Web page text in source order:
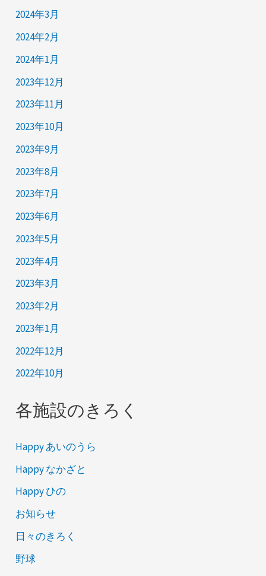
2024年3月
2024年2月
2024年1月
2023年12月
2023年11月
2023年10月
2023年9月
2023年8月
2023年7月
2023年6月
2023年5月
2023年4月
2023年3月
2023年2月
2023年1月
2022年12月
2022年10月
各施設のきろく
Happy あいのうら
Happy なかざと
Happy ひの
お知らせ
日々のきろく
野球